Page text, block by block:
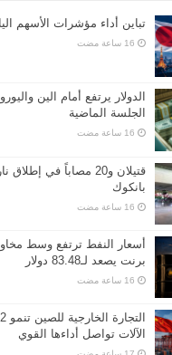
تباين أداء مؤشرات الأسهم
الدولار يرتفع أمام الين
الجلسة الماضية
قتيلان و20 مصاباً في
بانكوك
أسعار النفط ترتفع وسط
برنت يصعد لـ83.48 دولار
الآلات تواصل أداءها القوي